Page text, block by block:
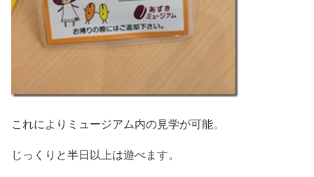
これによりミュージアム内の見学が可能。
じっくりと半日以上は遊べます。